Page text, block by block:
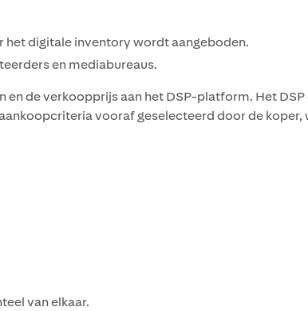
het digitale inventory wordt aangeboden.
en mediabureaus.
de verkoopprijs aan het DSP-platform. Het
vooraf geselecteerd door de koper,
van elkaar.